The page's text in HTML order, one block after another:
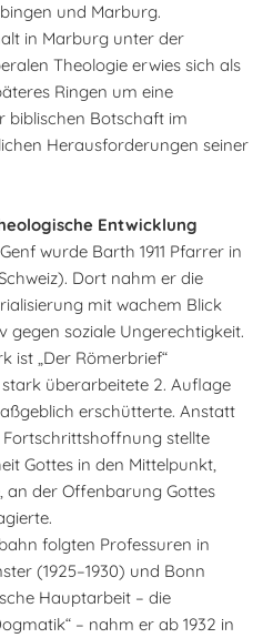
und Marburg.
in Marburg unter der
Theologie erwies sich als
Ringen um eine
biblischen Botschaft im
Herausforderungen seiner
Entwicklung
wurde Barth 1911 Pfarrer in
Dort nahm er die
mit wachem Blick
gegen soziale Ungerechtigkeit.
ist „Der Römerbrief“
überarbeitete 2. Auflage
erschütterte. Anstatt
stellte
Gottes in den Mittelpunkt,
an der Offenbarung Gottes
folgten Professuren in
(1925–1930) und Bonn
Hauptarbeit – die
– nahm er ab 1932 in